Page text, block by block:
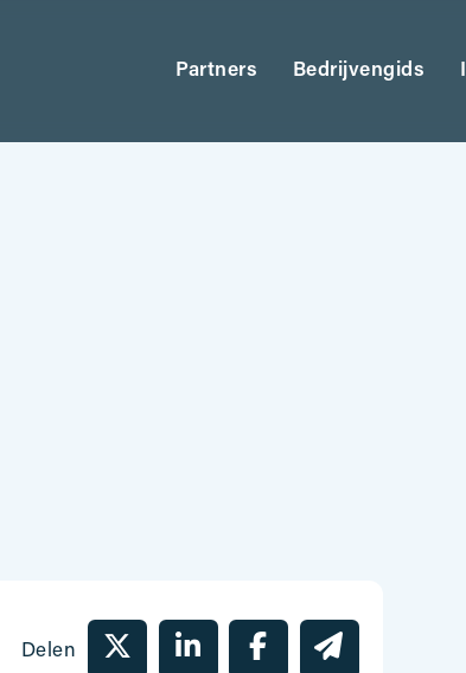
Partners Bedrijvengids
Delen